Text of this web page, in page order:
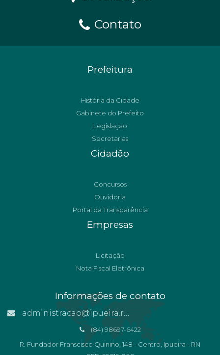
Contato
Prefeitura
História da Cidade
Gabinete do Prefeito
Legislação
Secretarias
Cidadão
Concursos
Ouvidoria
Portal da Transparência
Empresas
Licitação
Nota Fiscal Eletrônica
Informações de contato
administracao@ipueira.rn.gov.br
(84) 98697-6422
R. Fundador Franscisco Quinino, 148 - Centro, Ipueira - RN